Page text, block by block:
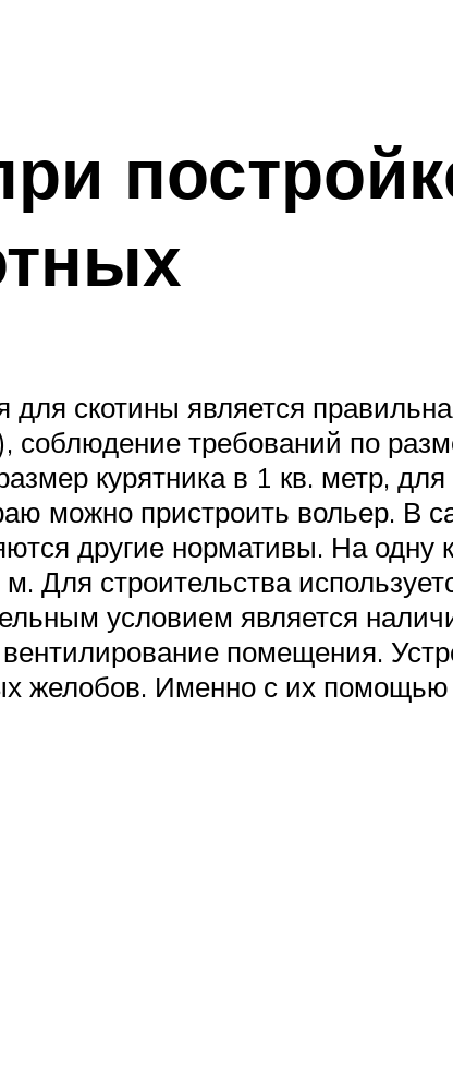
скотины является
соблюдение требований по
курятника в 1 кв. метр,
можно пристроить вольер. В
другие нормативы. На одну
Для строительства
условием является
помещения.
желобов. Именно с их помощью